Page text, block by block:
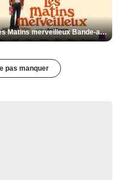
Les Matins merveilleux Bande-annonce VF
pas manquer